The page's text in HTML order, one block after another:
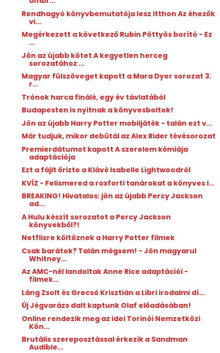
Rendhagyó könyvbemutatója lesz itthon Az éhezők
vi...
Megérkezett a következő Rubin Pöttyös borító - Ez
...
Jön az újabb kötet A kegyetlen herceg
sorozatához ...
Magyar fülszöveget kapott a Mara Dyer sorozat 3.
r...
Trónok harca finálé, egy év távlatából
Budapesten is nyitnak a könyvesboltok!
Jön az újabb Harry Potter mobiljáték - talán ezt v...
Már tudjuk, mikor debütál az Alex Rider tévésorozat
Premierdátumot kapott A szerelem kémiája
adaptációja
Ezt a fájlt őrizte a Klávé Isabelle Lightwoodról
KVÍZ - Felismered a roxforti tanárokat a könyves l...
BREAKING! Hivatalos: jön az újabb Percy Jackson
ad...
A Hulu készít sorozatot a Percy Jackson
könyvekből?!
Netflixre költöznek a Harry Potter filmek
Csak barátok? Talán mégsem! - Jön magyarul
Whitney...
Az AMC-nél landoltak Anne Rice adaptációi -
filmek...
Láng Zsolt és Grecsó Krisztián a Libri irodalmi dí...
Új Jégvarázs dalt kaptunk Olaf előadásában!
Online rendezik meg az idei Torinói Nemzetközi
Kön...
Brutális szereposztással érkezik a Sandman
Audible...